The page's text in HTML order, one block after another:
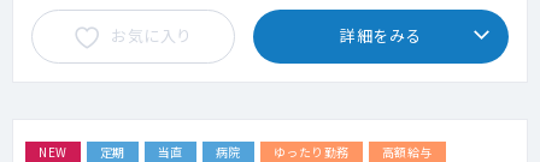
お気に入り 詳細をみる
NEW 定期 当直 病院 ゆったり勤務
高額給与